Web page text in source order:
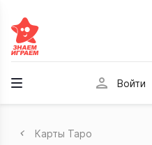
person Войти
Карты Таро